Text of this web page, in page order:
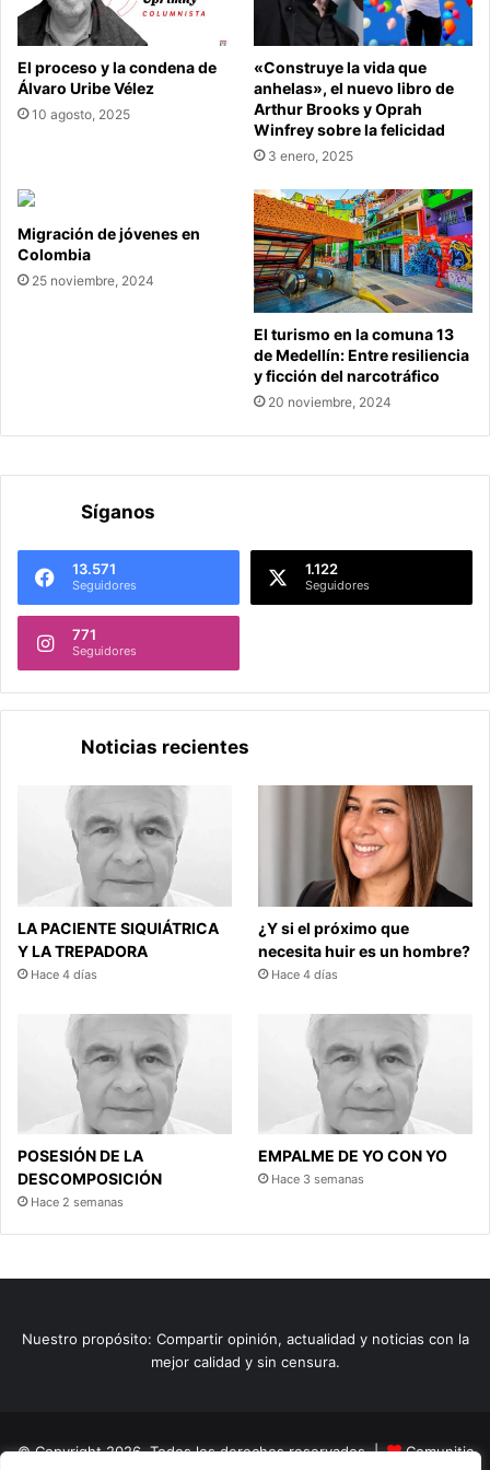
El proceso y la condena de
Álvaro Uribe Vélez
10 agosto, 2025
«Construye la vida que
anhelas», el nuevo libro de
Arthur Brooks y Oprah
Winfrey sobre la felicidad
3 enero, 2025
Migración de jóvenes en
Colombia
25 noviembre, 2024
El turismo en la comuna 13
de Medellín: Entre resiliencia
y ficción del narcotráfico
20 noviembre, 2024
Síganos
13.571
Seguidores
1.122
Seguidores
771
Seguidores
Noticias recientes
LA PACIENTE SIQUIÁTRICA
Y LA TREPADORA
Hace 4 días
¿Y si el próximo que
necesita huir es un hombre?
Hace 4 días
POSESIÓN DE LA
DESCOMPOSICIÓN
Hace 2 semanas
EMPALME DE YO CON YO
Hace 3 semanas
Nuestro propósito: Compartir opinión, actualidad y noticias con la
mejor calidad y sin censura.
© Copyright 2026, Todos los derechos reservados | Comunitic